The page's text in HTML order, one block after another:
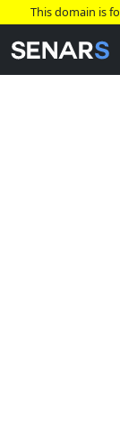
This domain is